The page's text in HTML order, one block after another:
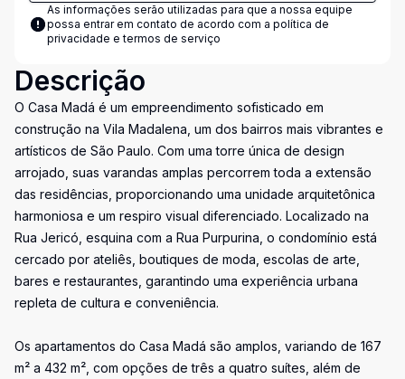
As informações serão utilizadas para que a nossa equipe
possa entrar em contato de acordo com a política de
privacidade e termos de serviço
Descrição
O Casa Madá é um empreendimento sofisticado em
construção na Vila Madalena, um dos bairros mais vibrantes e
artísticos de São Paulo. Com uma torre única de design
arrojado, suas varandas amplas percorrem toda a extensão
das residências, proporcionando uma unidade arquitetônica
harmoniosa e um respiro visual diferenciado. Localizado na
Rua Jericó, esquina com a Rua Purpurina, o condomínio está
cercado por ateliês, boutiques de moda, escolas de arte,
bares e restaurantes, garantindo uma experiência urbana
repleta de cultura e conveniência.
Os apartamentos do Casa Madá são amplos, variando de 167
m² a 432 m², com opções de três a quatro suítes, além de